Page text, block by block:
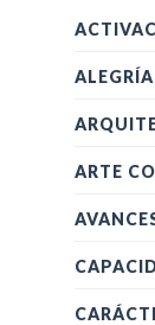
ALEGRÍA
ARTE